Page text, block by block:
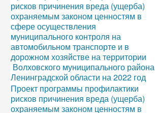
рисков причинения вреда (ущерба)
охраняемым законом ценностям в
сфере осуществления
муниципального контроля на
автомобильном транспорте и в
дорожном хозяйстве на территории
Волховского муниципального района
Ленинградской области на 2022 год
Проект программы профилактики
рисков причинения вреда (ущерба)
охраняемым законом ценностям в